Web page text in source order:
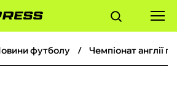
новини футболу чемпіонат англії